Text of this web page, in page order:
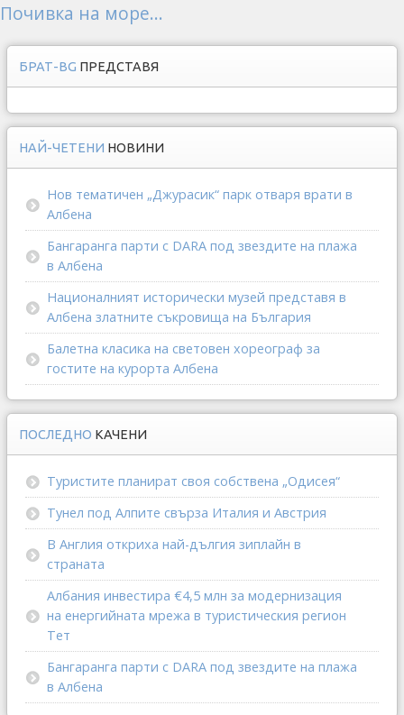
Почивка на море...
БРАТ-BG ПРЕДСТАВЯ
НАЙ-ЧЕТЕНИ НОВИНИ
Нов тематичен „Джурасик“ парк отваря врати в
Албена
Бангаранга парти с DARA под звездите на плажа
в Албена
Националният исторически музей представя в
Албена златните съкровища на България
Балетна класика на световен хореограф за
гостите на курорта Албена
ПОСЛЕДНО КАЧЕНИ
Туристите планират своя собствена „Одисея“
Тунел под Алпите свърза Италия и Австрия
В Англия откриха най-дългия зиплайн в
страната
Албания инвестира €4,5 млн за модернизация
на енергийната мрежа в туристическия регион
Тет
Бангаранга парти с DARA под звездите на плажа
в Албена